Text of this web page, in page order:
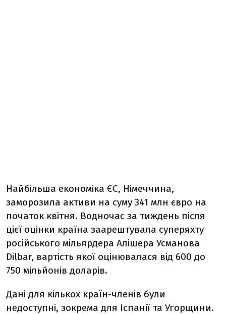
Найбільша економіка ЄС, Німеччина,
заморозила активи на суму 341 млн євро на
початок квітня. Водночас за тиждень після
цієї оцінки країна заарештувала суперяхту
російського мільярдера Алішера Усманова
Dilbar, вартість якої оцінювалася від 600 до
750 мільйонів доларів.
Дані для кількох країн-членів були
недоступні, зокрема для Іспанії та Угорщини.